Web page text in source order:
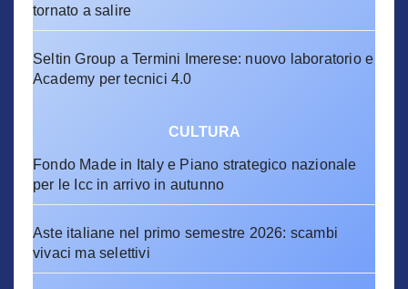
tornato a salire
Seltin Group a Termini Imerese: nuovo laboratorio e
Academy per tecnici 4.0
CULTURA
Fondo Made in Italy e Piano strategico nazionale
per le Icc in arrivo in autunno
Aste italiane nel primo semestre 2026: scambi
vivaci ma selettivi